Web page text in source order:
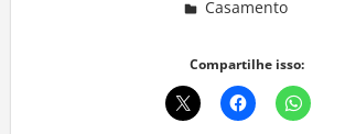
Casamento
Compartilhe isso: